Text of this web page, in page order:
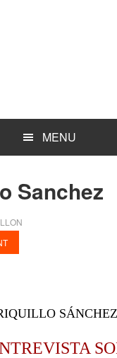
MENU
Sanchez
SÁNCHEZ